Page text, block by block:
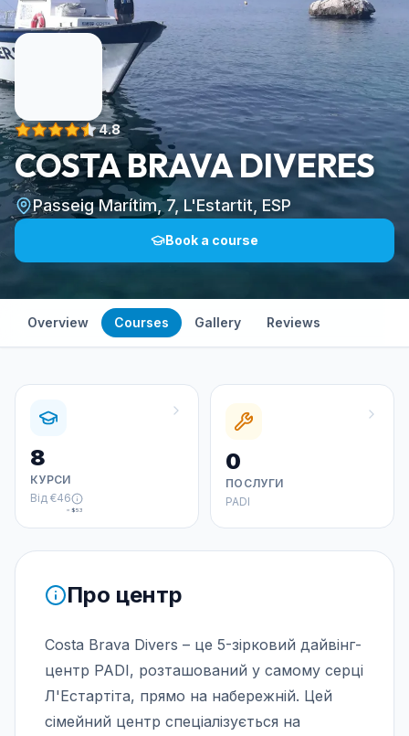
4.8
COSTA BRAVA DIVERES
Passeig Marítim, 7, L'Estartit, ESP
Book a course
Overview Courses Gallery Reviews
8
КУРСИ
Від €46
≈ $53
0
ПОСЛУГИ
PADI
Про центр
Costa Brava Divers – це 5-зірковий дайвінг-
центр PADI, розташований у самому серці
Л'Естартіта, прямо на набережній. Цей
сімейний центр спеціалізується на